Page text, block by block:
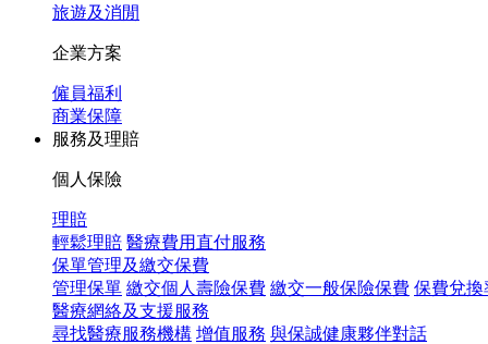
旅遊及消閒
企業方案
僱員福利
商業保障
服務及理賠
個人保險
理賠
輕鬆理賠 醫療費用直付服務
保單管理及繳交保費
管理保單 繳交個人壽險保費 繳交一般保險保費 保費兌換
醫療網絡及支援服務
尋找醫療服務機構 增值服務 與保誠健康夥伴對話